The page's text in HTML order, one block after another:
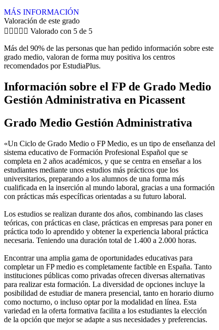
MÁS INFORMACIÓN
Valoración de este grado
     Valorado con 5 de 5
Más del 90% de las personas que han pedido información sobre este
grado medio, valoran de forma muy positiva los centros
recomendados por EstudiaPlus.
Información sobre el FP de Grado Medio
Gestión Administrativa en Picassent
Grado Medio Gestión Administrativa
«Un Ciclo de Grado Medio o FP Medio, es un tipo de enseñanza del
sistema educativo de Formación Profesional Español que se
completa en 2 años académicos, y que se centra en enseñar a los
estudiantes mediante unos estudios más prácticos que los
universitarios, preparando a los alumnos de una forma más
cualificada en la inserción al mundo laboral, gracias a una formación
con prácticas más específicas orientadas a su futuro laboral.
Los estudios se realizan durante dos años, combinando las clases
teóricas, con prácticas en clase, prácticas en empresas para poner en
práctica todo lo aprendido y obtener la experiencia laboral práctica
necesaria. Teniendo una duración total de 1.400 a 2.000 horas.
Encontrar una amplia gama de oportunidades educativas para
completar un FP medio es completamente factible en España. Tanto
instituciones públicas como privadas ofrecen diversas alternativas
para realizar esta formación. La diversidad de opciones incluye la
posibilidad de estudiar de manera presencial, tanto en horario diurno
como nocturno, o incluso optar por la modalidad en línea. Esta
variedad en la oferta formativa facilita a los estudiantes la elección
de la opción que mejor se adapte a sus necesidades y preferencias.